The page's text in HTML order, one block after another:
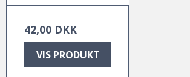
42,00 DKK
VIS PRODUKT